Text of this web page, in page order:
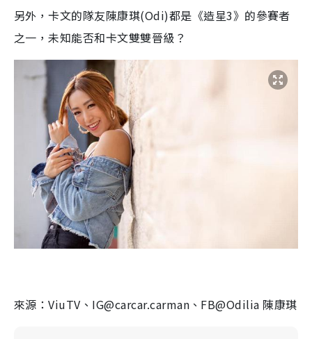
另外，卡文的隊友陳康琪(Odi)都是《造星3》的參賽者
之一，未知能否和卡文雙雙晉級？
來源：ViuTV、IG@carcar.carman、FB@Odilia 陳康琪